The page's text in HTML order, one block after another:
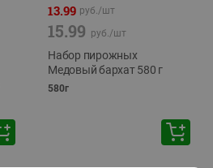
13.99 руб./шт
15.99 руб./шт
Набор пирожных
Медовый бархат 580 г
580г